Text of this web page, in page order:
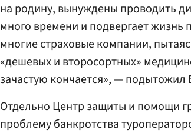
на родину, вынуждены проводить
много времени и подвергает жизнь
многие страховые компании,
«дешевых и второсортных»
зачастую кончается», — подытожил
Отдельно Центр защиты и помощи
проблему банкротства